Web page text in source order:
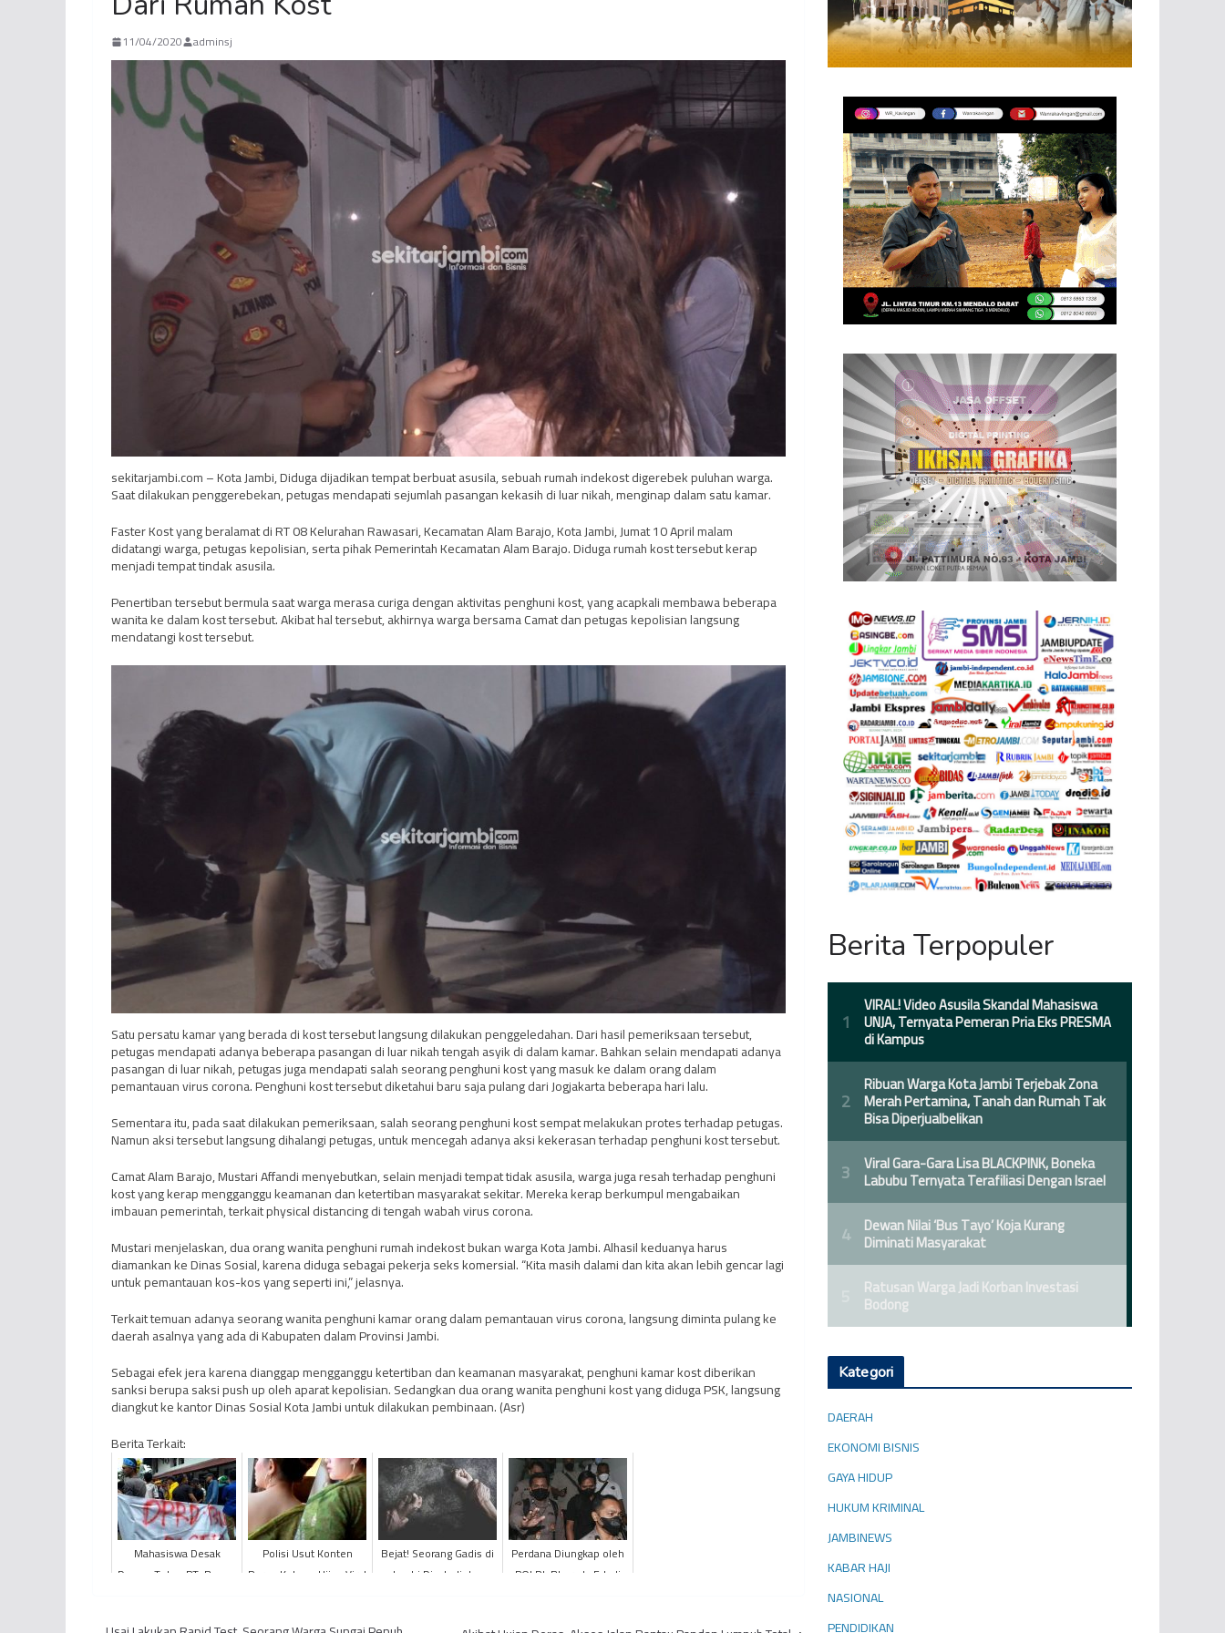
11/04/2020 adminsj
sekitarjambi.com – Kota Jambi, Diduga dijadikan tempat berbuat asusila, sebuah rumah indekost digerebek puluhan warga.
Saat dilakukan penggerebekan, petugas mendapati sejumlah pasangan kekasih di luar nikah, menginap dalam satu kamar.
Faster Kost yang beralamat di RT 08 Kelurahan Rawasari, Kecamatan Alam Barajo, Kota Jambi, Jumat 10 April malam
didatangi warga, petugas kepolisian, serta pihak Pemerintah Kecamatan Alam Barajo. Diduga rumah kost tersebut kerap
menjadi tempat tindak asusila.
Penertiban tersebut bermula saat warga merasa curiga dengan aktivitas penghuni kost, yang acapkali membawa beberapa
wanita ke dalam kost tersebut. Akibat hal tersebut, akhirnya warga bersama Camat dan petugas kepolisian langsung
mendatangi kost tersebut.
Satu persatu kamar yang berada di kost tersebut langsung dilakukan penggeledahan. Dari hasil pemeriksaan tersebut,
petugas mendapati adanya beberapa pasangan di luar nikah tengah asyik di dalam kamar. Bahkan selain mendapati adanya
pasangan di luar nikah, petugas juga mendapati salah seorang penghuni kost yang masuk ke dalam orang dalam
pemantauan virus corona. Penghuni kost tersebut diketahui baru saja pulang dari Jogjakarta beberapa hari lalu.
Sementara itu, pada saat dilakukan pemeriksaan, salah seorang penghuni kost sempat melakukan protes terhadap petugas.
Namun aksi tersebut langsung dihalangi petugas, untuk mencegah adanya aksi kekerasan terhadap penghuni kost tersebut.
Camat Alam Barajo, Mustari Affandi menyebutkan, selain menjadi tempat tidak asusila, warga juga resah terhadap penghuni
kost yang kerap mengganggu keamanan dan ketertiban masyarakat sekitar. Mereka kerap berkumpul mengabaikan
imbauan pemerintah, terkait physical distancing di tengah wabah virus corona.
Mustari menjelaskan, dua orang wanita penghuni rumah indekost bukan warga Kota Jambi. Alhasil keduanya harus
diamankan ke Dinas Sosial, karena diduga sebagai pekerja seks komersial. “Kita masih dalami dan kita akan lebih gencar lagi
untuk pemantauan kos-kos yang seperti ini,” jelasnya.
Terkait temuan adanya seorang wanita penghuni kamar orang dalam pemantauan virus corona, langsung diminta pulang ke
daerah asalnya yang ada di Kabupaten dalam Provinsi Jambi.
Sebagai efek jera karena dianggap mengganggu ketertiban dan keamanan masyarakat, penghuni kamar kost diberikan
sanksi berupa saksi push up oleh aparat kepolisian. Sedangkan dua orang wanita penghuni kost yang diduga PSK, langsung
diangkut ke kantor Dinas Sosial Kota Jambi untuk dilakukan pembinaan. (Asr)
Berita Terkait:
Mahasiswa Desak
Dewan Tutup PT. Bungo
Polisi Usut Konten
Porno Kebaya Hijau Viral
Bejat! Seorang Gadis di
Jambi Dicabuli dan
Perdana Diungkap oleh
POLRI, Bharada E Jadi
Berita Terpopuler
Kategori
DAERAH
EKONOMI BISNIS
GAYA HIDUP
HUKUM KRIMINAL
JAMBINEWS
KABAR HAJI
NASIONAL
PENDIDIKAN